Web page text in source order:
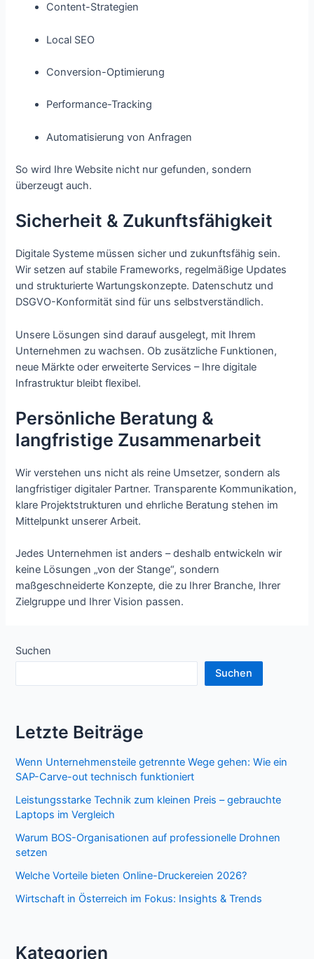
Content-Strategien
Local SEO
Conversion-Optimierung
Performance-Tracking
Automatisierung von Anfragen
So wird Ihre Website nicht nur gefunden, sondern
überzeugt auch.
Sicherheit & Zukunftsfähigkeit
Digitale Systeme müssen sicher und zukunftsfähig sein.
Wir setzen auf stabile Frameworks, regelmäßige Updates
und strukturierte Wartungskonzepte. Datenschutz und
DSGVO-Konformität sind für uns selbstverständlich.
Unsere Lösungen sind darauf ausgelegt, mit Ihrem
Unternehmen zu wachsen. Ob zusätzliche Funktionen,
neue Märkte oder erweiterte Services – Ihre digitale
Infrastruktur bleibt flexibel.
Persönliche Beratung &
langfristige Zusammenarbeit
Wir verstehen uns nicht als reine Umsetzer, sondern als
langfristiger digitaler Partner. Transparente Kommunikation,
klare Projektstrukturen und ehrliche Beratung stehen im
Mittelpunkt unserer Arbeit.
Jedes Unternehmen ist anders – deshalb entwickeln wir
keine Lösungen „von der Stange“, sondern
maßgeschneiderte Konzepte, die zu Ihrer Branche, Ihrer
Zielgruppe und Ihrer Vision passen.
Suchen
Suchen
Letzte Beiträge
Wenn Unternehmensteile getrennte Wege gehen: Wie ein
SAP-Carve-out technisch funktioniert
Leistungsstarke Technik zum kleinen Preis – gebrauchte
Laptops im Vergleich
Warum BOS-Organisationen auf professionelle Drohnen
setzen
Welche Vorteile bieten Online-Druckereien 2026?
Wirtschaft in Österreich im Fokus: Insights & Trends
Kategorien